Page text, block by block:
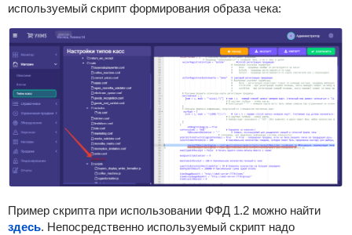
используемый скриптформирования образа чека:
Пример скрипта при использовании ФФД 1.2 можно найти
здесь. Непосредственно используемый скрипт надо